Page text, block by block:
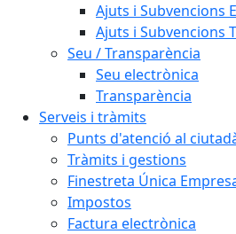
Ajuts i Subvencions
Ajuts i Subvencions
Seu / Transparència
Seu electrònica
Transparència
Serveis i tràmits
Punts d'atenció al
Tràmits i gestions
Finestreta Única
Impostos
Factura electrònica